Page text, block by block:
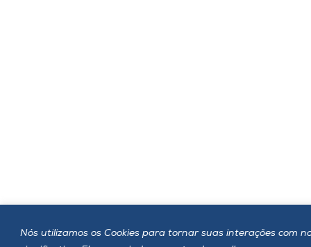
Nós utilizamos os Cookies para tornar suas interações com